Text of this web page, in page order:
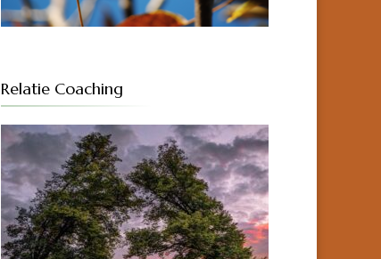
Relatie Coaching